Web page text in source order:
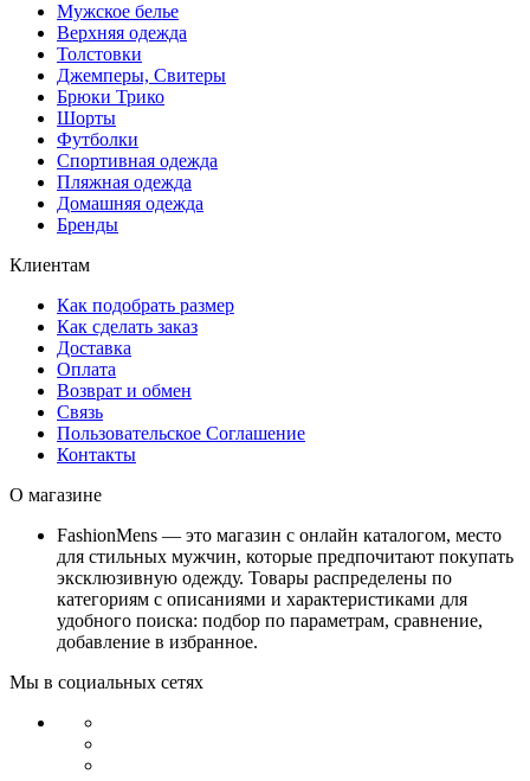
Мужское белье
Верхняя одежда
Толстовки
Джемперы, Свитеры
Брюки Трико
Шорты
Футболки
Спортивная одежда
Пляжная одежда
Домашняя одежда
Бренды
Клиентам
Как подобрать размер
Как сделать заказ
Доставка
Оплата
Возврат и обмен
Связь
Пользовательское Соглашение
Контакты
О магазине
FashionMens — это магазин с онлайн каталогом, место
для стильных мужчин, которые предпочитают покупать
эксклюзивную одежду. Товары распределены по
категориям с описаниями и характеристиками для
удобного поиска: подбор по параметрам, сравнение,
добавление в избранное.
Мы в социальных сетях